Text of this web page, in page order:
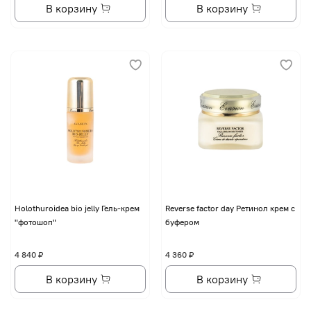
В корзину В корзину
Holothuroidea bio jelly Гель-крем
"фотошоп"
4 840 ₽
В корзину
Reverse factor day Ретинол крем с
буфером
4 360 ₽
В корзину